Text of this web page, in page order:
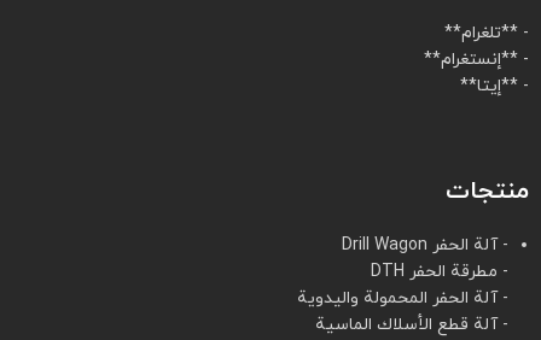
- **تلغرام**
- **إنستغرام**
- **إيتا**
منتجات
- آلة الحفر Drill Wagon
- مطرقة الحفر DTH
- آلة الحفر المحمولة واليدوية
- آلة قطع الأسلاك الماسية